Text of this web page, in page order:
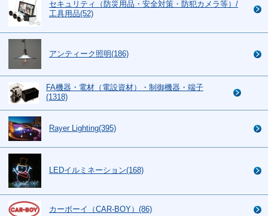
セキュリティ（防災用品・安全対策・防犯カメラ等）/
工具用品(52)
アンティーク照明(186)
FA機器・電材（電設資材）・制御機器・端子
(1318)
Rayer Lighting(395)
LEDイルミネーション(168)
カーボーイ（CAR-BOY）(86)